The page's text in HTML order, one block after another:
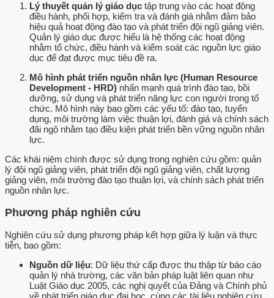
Lý thuyết quản lý giáo dục tập trung vào các hoạt động
điều hành, phối hợp, kiểm tra và đánh giá nhằm đảm bảo
hiệu quả hoạt động đào tạo và phát triển đội ngũ giảng viên.
Quản lý giáo dục được hiểu là hệ thống các hoạt động
nhằm tổ chức, điều hành và kiểm soát các nguồn lực giáo
dục để đạt được mục tiêu đề ra.
Mô hình phát triển nguồn nhân lực (Human Resource
Development - HRD) nhấn mạnh quá trình đào tạo, bồi
dưỡng, sử dụng và phát triển năng lực con người trong tổ
chức. Mô hình này bao gồm các yếu tố: đào tạo, tuyển
dụng, môi trường làm việc thuận lợi, đánh giá và chính sách
đãi ngộ nhằm tạo điều kiện phát triển bền vững nguồn nhân
lực.
Các khái niệm chính được sử dụng trong nghiên cứu gồm: quản
lý đội ngũ giảng viên, phát triển đội ngũ giảng viên, chất lượng
giảng viên, môi trường đào tạo thuận lợi, và chính sách phát triển
nguồn nhân lực.
Phương pháp nghiên cứu
Nghiên cứu sử dụng phương pháp kết hợp giữa lý luận và thực
tiễn, bao gồm:
Nguồn dữ liệu: Dữ liệu thứ cấp được thu thập từ báo cáo
quản lý nhà trường, các văn bản pháp luật liên quan như
Luật Giáo dục 2005, các nghị quyết của Đảng và Chính phủ